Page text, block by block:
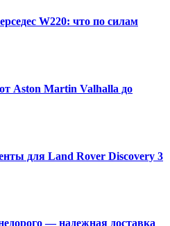
W220: что по силам
Aston Martin Valhalla до
для Land Rover Discovery 3
— надежная доставка